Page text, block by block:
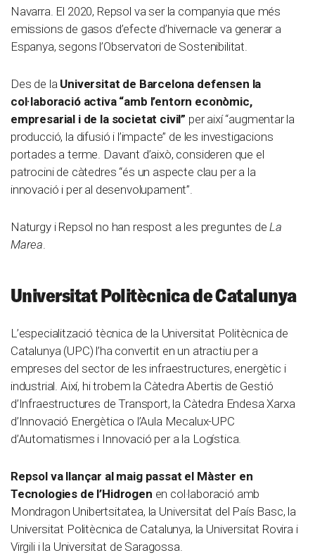
Navarra. El 2020, Repsol va ser la companyia que més
emissions de gasos d’efecte d’hivernacle va generar a
Espanya, segons l’Observatori de Sostenibilitat.
Des de la Universitat de Barcelona defensen la
col·laboració activa “amb l’entorn econòmic,
empresarial i de la societat civil” per així “augmentar la
producció, la difusió i l’impacte” de les investigacions
portades a terme. Davant d’això, consideren que el
patrocini de càtedres “és un aspecte clau per a la
innovació i per al desenvolupament”.
Naturgy i Repsol no han respost a les preguntes deLa
Marea
Universitat Politècnica de Catalunya
L’especialització tècnica de la Universitat Politècnica de
Catalunya (UPC) l’ha convertit en un atractiu per a
empreses del sector de les infraestructures, energètic i
industrial. Així, hi trobem la Càtedra Abertis de Gestió
d’Infraestructures de Transport, la Càtedra Endesa Xarxa
d’Innovació Energètica o l’Aula Mecalux-UPC
d’Automatismes i Innovació per a la Logística.
Repsol va llançar al maig passat el Màster en
Tecnologies de l’Hidrogen en col·laboració amb
Mondragon Unibertsitatea, la Universitat del País Basc, la
Universitat Politècnica de Catalunya, la Universitat Rovira i
Virgili i la Universitat de Saragossa.